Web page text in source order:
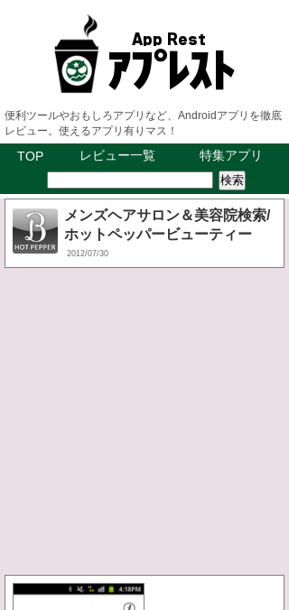
便利ツールやおもしろアプリなど、Androidアプリを徹底
レビュー。使えるアプリ有りマス！
TOP レビュー一覧 特集アプリ
メンズヘアサロン＆美容院検索/
ホットペッパービューティー
2012/07/30